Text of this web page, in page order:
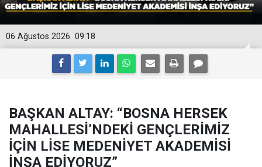
09:18
06 Ağustos 2026
BAŞKAN ALTAY: “BOSNA HERSEK
MAHALLESİ’NDEKİ GENÇLERİMİZ
İÇİN LİSE MEDENİYET AKADEMİSİ
İNŞA EDİYORUZ”